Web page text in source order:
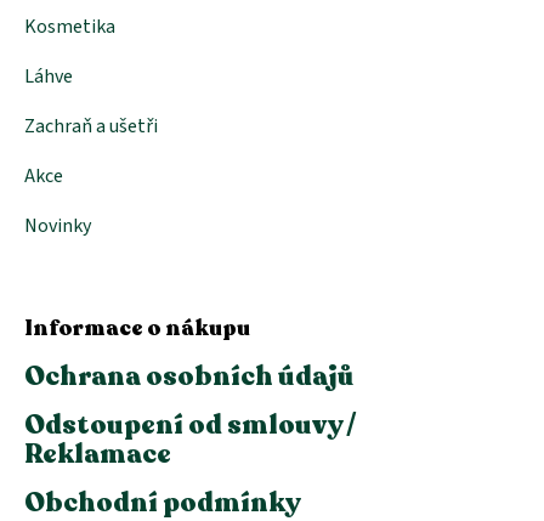
Kosmetika
Láhve
Zachraň a ušetři
Akce
Novinky
Informace o nákupu
Ochrana osobních údajů
Odstoupení od smlouvy /
Reklamace
Obchodní podmínky